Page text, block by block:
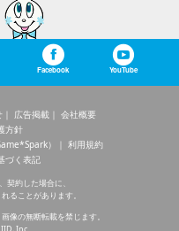
Facebook YouTube
広告掲載
会社概要
方針
）
利用規約
づく表記
約した場合に、
ることがあります。
像の無断転載を禁じます。